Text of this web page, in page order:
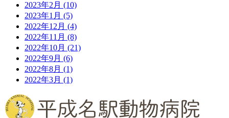
2023年2月 (10)
2023年1月 (5)
2022年12月 (4)
2022年11月 (8)
2022年10月 (21)
2022年9月 (6)
2022年8月 (1)
2022年3月 (1)